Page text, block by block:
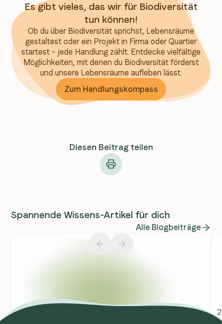
Es gibt vieles, das wir für Biodiversität
tun können!
Ob du über Biodiversität sprichst, Lebensräume
gestaltest oder ein Projekt in Firma oder Quartier
startest – jede Handlung zählt. Entdecke vielfältige
Möglichkeiten, mit denen du Biodiversität förderst
und unsere Lebensräume aufleben lässt.
Zum Handlungskompass
Diesen Beitrag teilen
Spannende Wissens-Artikel für dich
Alle Blogbeiträge